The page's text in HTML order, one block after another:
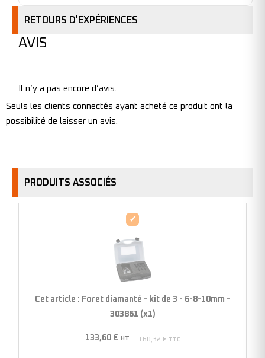
RETOURS D'EXPÉRIENCES
AVIS
Il n’y a pas encore d’avis.
Seuls les clients connectés ayant acheté ce produit ont la
possibilité de laisser un avis.
PRODUITS ASSOCIÉS
Foret
-
kit
de
8-
Cet article : Foret diamanté - kit de 3 - 6-8-10mm -
303861 (x1)
133,60 € HT 160,32 €